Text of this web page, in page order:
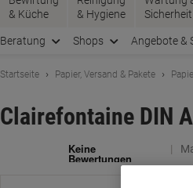
& Küche
& Hygiene
Sicherheit
Beratung Shops Angebote &
Startseite Papier, Versand & Pakete
Clairefontaine DIN